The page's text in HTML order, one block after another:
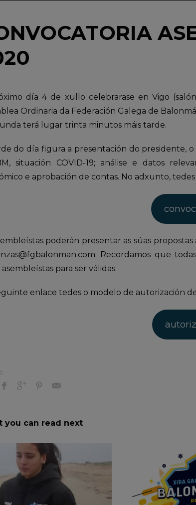
día 4 de xullo celebrarase en Vigo
Ordinaria da Federación Galega de
terá lugar trinta minutos máis tarde.
do día figura a presentación do presidente,
situación COVID-19; análise e datos
e aprobación de contas. No adxunto,
poderán presentar as súas propostas
Recordamos que
para ser válidas.
enlace tedes o modelo de autorización
you can read next